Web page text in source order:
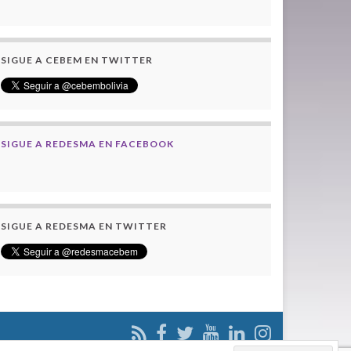
SIGUE A CEBEM EN TWITTER
SIGUE A REDESMA EN FACEBOOK
SIGUE A REDESMA EN TWITTER